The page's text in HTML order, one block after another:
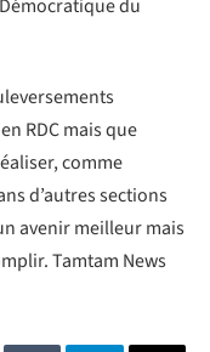
du
RDC mais que
comme
d’autres sections
avenir meilleur mais
Tamtam News